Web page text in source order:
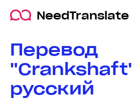
NeedTranslate
Перевод
русский